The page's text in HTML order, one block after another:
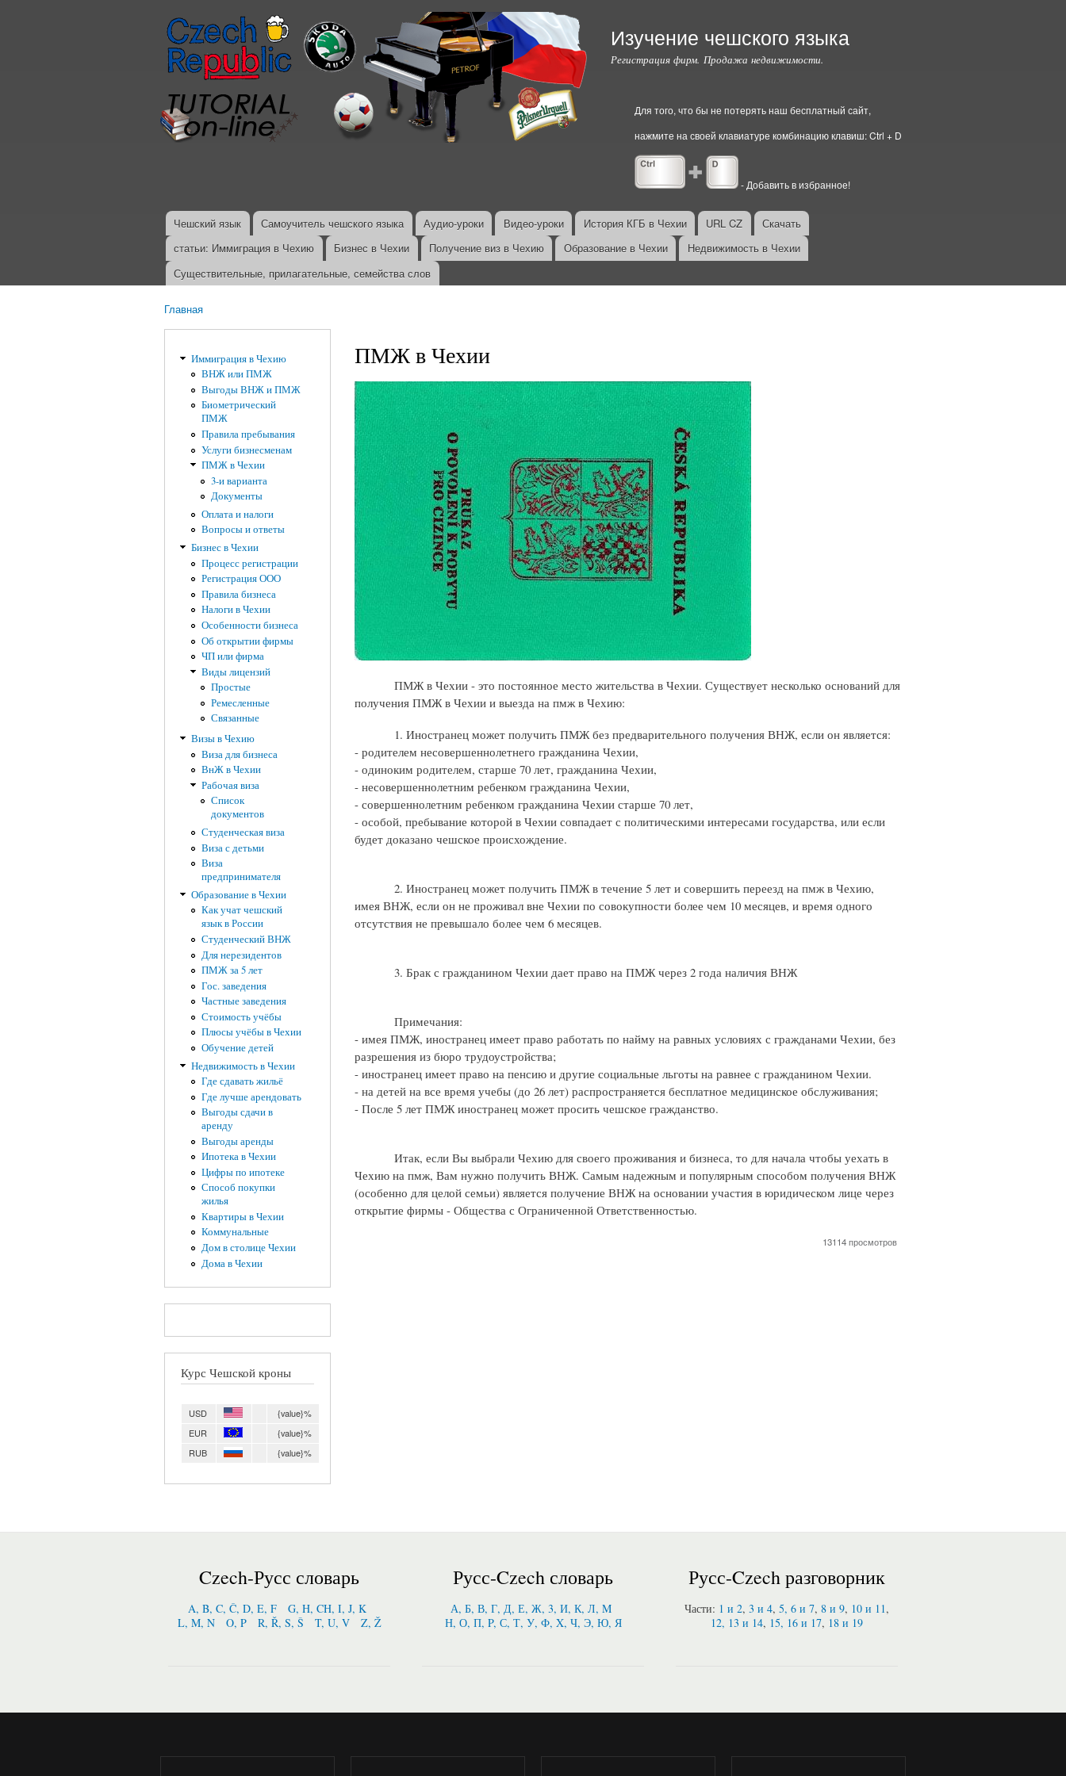
Перейти к
основному
содержанию
Изучение чешского языка
Регистрация фирм. Продажа недвижимости.
Для того, что бы не потерять наш бесплатный сайт,
нажмите на своей клавиатуре комбинацию клавиш: Ctrl + D
- Добавить в избранное!
Главное меню
Чешский язык Самоучитель чешского языка Аудио-уроки Видео-уроки История КГБ в Чехии URL CZ
Скачать
статьи: Иммиграция в Чехию
Бизнес в Чехии Получение виз в Чехию Образование в Чехии
Недвижимость в Чехии
Существительные, прилагательные, семейства слов
Главная
Иммиграция в Чехию
ВНЖ или ПМЖ
Выгоды ВНЖ и ПМЖ
Биометрический
ПМЖ
Правила пребывания
Услуги бизнесменам
ПМЖ в Чехии
3-и варианта
Документы
Оплата и налоги
Вопросы и ответы
Бизнес в Чехии
Процесс регистрации
Регистрация ООО
Правила бизнеса
Налоги в Чехии
Особенности бизнеса
Об открытии фирмы
ЧП или фирма
Виды лицензий
Простые
Ремесленные
Связанные
Визы в Чехию
Виза для бизнеса
ВнЖ в Чехии
Рабочая виза
Список
документов
Студенческая виза
Виза с детьми
Виза
предпринимателя
Образование в Чехии
Как учат чешский
язык в России
Студенческий ВНЖ
Для нерезидентов
ПМЖ за 5 лет
Гос. заведения
Частные заведения
Стоимость учёбы
Плюсы учёбы в Чехии
Обучение детей
Недвижимость в Чехии
Где сдавать жильё
Где лучше арендовать
Выгоды сдачи в
аренду
Выгоды аренды
Ипотека в Чехии
Цифры по ипотеке
Способ покупки
жилья
Квартиры в Чехии
Коммунальные
Дом в столице Чехии
Дома в Чехии
Курс Чешской кроны
USD
{value}%
EUR
{value}%
RUB
{value}%
ПМЖ в Чехии
ПМЖ в Чехии - это постоянное место жительства в Чехии. Существует несколько оснований для
получения ПМЖ в Чехии и выезда на пмж в Чехию:
1. Иностранец может получить ПМЖ без предварительного получения ВНЖ, если он является:
- родителем несовершеннолетнего гражданина Чехии,
- одиноким родителем, старше 70 лет, гражданина Чехии,
- несовершеннолетним ребенком гражданина Чехии,
- совершеннолетним ребенком гражданина Чехии старше 70 лет,
- особой, пребывание которой в Чехии совпадает с политическими интересами государства, или если
будет доказано чешское происхождение.
2. Иностранец может получить ПМЖ в течение 5 лет и совершить переезд на пмж в Чехию,
имея ВНЖ, если он не проживал вне Чехии по совокупности более чем 10 месяцев, и время одного
отсутствия не превышало более чем 6 месяцев.
3. Брак с гражданином Чехии дает право на ПМЖ через 2 года наличия ВНЖ
Примечания:
- имея ПМЖ, иностранец имеет право работать по найму на равных условиях с гражданами Чехии, без
разрешения из бюро трудоустройства;
- иностранец имеет право на пенсию и другие социальные льготы на равнее с гражданином Чехии.
- на детей на все время учебы (до 26 лет) распространяется бесплатное медицинское обслуживания;
- После 5 лет ПМЖ иностранец может просить чешское гражданство.
Итак, если Вы выбрали Чехию для своего проживания и бизнеса, то для начала чтобы уехать в
Чехию на пмж, Вам нужно получить ВНЖ. Самым надежным и популярным способом получения ВНЖ
(особенно для целой семьи) является получение ВНЖ на основании участия в юридическом лице через
открытие фирмы - Общества с Ограниченной Ответственностью.
13114 просмотров
Czech-Русс словарь
A, B, C, Č, D, E, F
G, H, CH, I, J, K
L, M, N
O, P R, Ř, S, Š T, U, V Z, Ž
Русс-Czech словарь
А, Б, В, Г, Д, Е, Ж, 3, И, К, Л, M
Н, О, П, P, С, Т, У, Ф, X, Ч, Э, Ю, Я
Русс-Czech разговорник
Части: 1 и 2, 3 и 4, 5, 6 и 7, 8 и 9, 10 и 11,
12, 13 и 14, 15, 16 и 17, 18 и 19